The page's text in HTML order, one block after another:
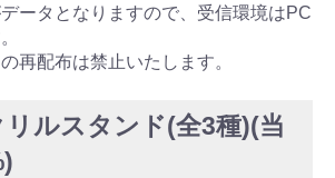
ータとなりますので、受信環境はPC
再配布は禁止いたします。
ルスタンド(全3種)(当